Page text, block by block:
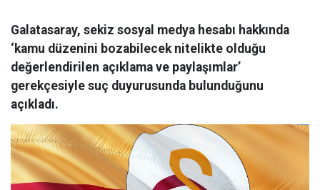
Galatasaray, sekiz sosyal medya hesabı hakkında
‘kamu düzenini bozabilecek nitelikte olduğu
değerlendirilen açıklama ve paylaşımlar’
gerekçesiyle suç duyurusunda bulunduğunu
açıkladı.